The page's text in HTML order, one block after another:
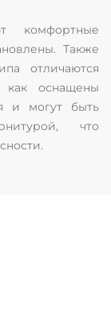
комфортные
Также
отличаются
как оснащены
и могут быть
что